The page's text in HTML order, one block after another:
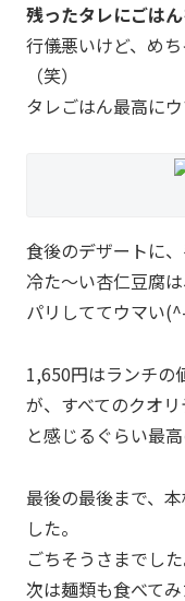
残ったタレにごはん
行儀悪いけど、め
（笑）
タレごはん最高に
食後のデザートに
冷た～い杏仁豆腐
パリしててウマい
1,650円はランチの
が、すべてのクオ
と感じるぐらい最
最後の最後まで、
した。
ごちそうさまでした
次は麺類も食べて